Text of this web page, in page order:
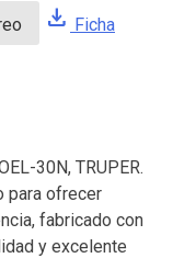
download Ficha
30N, TRUPER.
para ofrecer
fabricado con
y excelente